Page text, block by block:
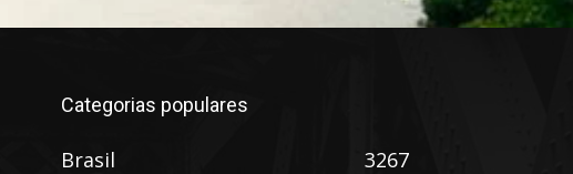
Categorias populares
Brasil
3267